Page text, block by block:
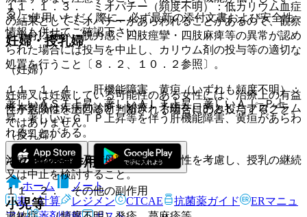
る）。
妊婦・授乳婦
（妊婦）
妊婦又は妊娠している可能性のある女性には、治療上の有益
性が危険性を上回ると判断される場合にのみ投与すること。
（授乳婦）
治療上の有益性及び母乳栄養の有益性を考慮し、授乳の継続
又は中止を検討すること。
小児等
１１．１．３． ミオパチー（頻度不明）：低カリウム血症
の結果としてミオパチーがあらわれることがあるので、観察
を十分に行い、脱力感、四肢痙攣・四肢麻痺等の異常が認め
られた場合には投与を中止し、カリウム剤の投与等の適切な
処置を行うこと〔８．２、１０．２参照〕。
１１．１．４． 肝機能障害、黄疸（いずれも頻度不明）：
著しいＡＳＴ上昇、著しいＡＬＴ上昇、著しいＡｌ−Ｐ上
昇、著しいγ−ＧＴＰ上昇等を伴う肝機能障害、黄疸があらわ
れることがある。
その他の副作用
１１．２． その他の副作用
※ ご使用いただく際に、必ず最新の添付文書および安全性
情報も併せてご確認下さい。
※本製品は疾病の診断・治療・予防を目的としたプログラム
ではありません。
ホーム
ノート
表・計算
レジメン CTCAE 抗菌薬ガイド
ERマニュ